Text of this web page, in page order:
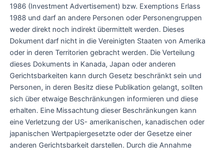
1986 (Investment Advertisement) bzw. Exemptions Erlass
1988 und darf an andere Personen oder Personengruppen
weder direkt noch indirekt übermittelt werden. Dieses
Dokument darf nicht in die Vereinigten Staaten von Amerika
oder in deren Territorien gebracht werden. Die Verteilung
dieses Dokuments in Kanada, Japan oder anderen
Gerichtsbarkeiten kann durch Gesetz beschränkt sein und
Personen, in deren Besitz diese Publikation gelangt, sollten
sich über etwaige Beschränkungen informieren und diese
erhalten. Eine Missachtung dieser Beschränkungen kann
eine Verletzung der US- amerikanischen, kanadischen oder
japanischen Wertpapiergesetzte oder der Gesetze einer
anderen Gerichtsbarkeit darstellen. Durch die Annahme